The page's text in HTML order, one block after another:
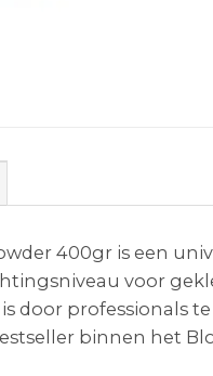
400gr is een
voor
door professionals
binnen het